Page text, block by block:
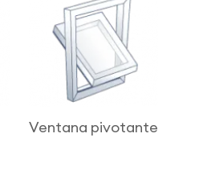
Ventana pivotante